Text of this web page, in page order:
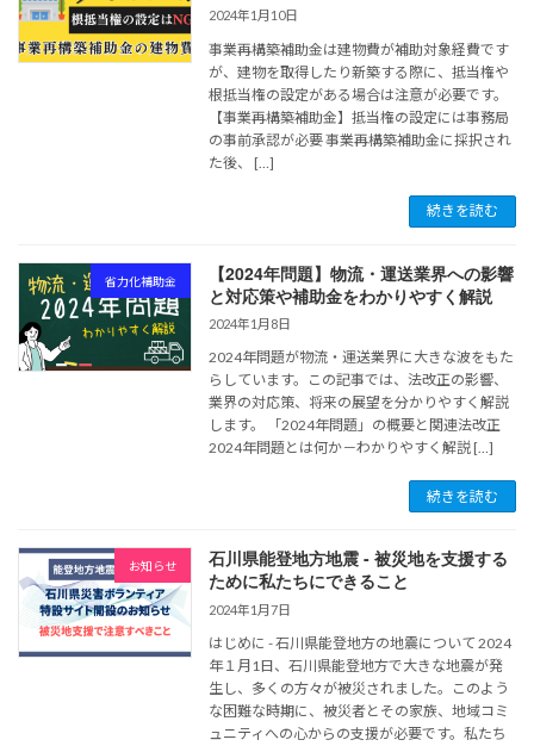
2024年1月10日
事業再構築補助金は建物費が補助対象経費です
が、建物を取得したり新築する際に、抵当権や
根抵当権の設定がある場合は注意が必要です。
【事業再構築補助金】抵当権の設定には事務局
の事前承認が必要 事業再構築補助金に採択され
た後、 […]
続きを読む
省力化補助金
【2024年問題】物流・運送業界への影響
と対応策や補助金をわかりやすく解説
2024年1月8日
2024年問題が物流・運送業界に大きな波をもた
らしています。この記事では、法改正の影響、
業界の対応策、将来の展望を分かりやすく解説
します。 「2024年問題」の概要と関連法改正
2024年問題とは何か－わかりやすく解説 […]
続きを読む
お知らせ
石川県能登地方地震 - 被災地を支援する
ために私たちにできること
2024年1月7日
はじめに - 石川県能登地方の地震について 2024
年１月1日、石川県能登地方で大きな地震が発
生し、多くの方々が被災されました。このよう
な困難な時期に、被災者とその家族、地域コミ
ュニティへの心からの支援が必要です。私たち